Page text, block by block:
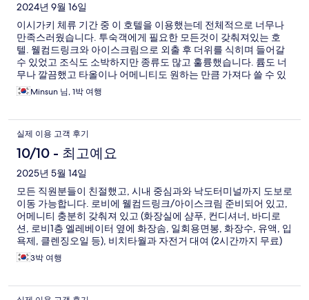
2024년 9월 16일
이시가키 체류 기간 중 이 호텔을 이용했는데 전체적으로 너무나
만족스러웠습니다. 투숙객에게 필요한 모든것이 갖춰져있는 호
텔. 웰컴드링크와 아이스크림으로 외출 후 더위를 식히며 들어갈
수 있었고 조식도 소박하지만 종류도 많고 훌륭했습니다. 륨도 너
무나 깔끔했고 타올이나 어메니티도 원하는 만큼 가져다 쓸 수 있
어 편리했습니다. 다시 이시가키에 가도 베셀호텔을 이용할 예정
입니다.
Minsun 님, 1박 여행
실제 이용 고객 후기
10/10 - 최고예요
2025년 5월 14일
모든 직원분들이 친절했고, 시내 중심과와 낙도터미널까지 도보로
이동 가능합니다. 로비에 웰컴드링크/아이스크림 준비되어 있고,
어메니티 충분히 갖춰져 있고 (화장실에 샴푸, 컨디셔너, 바디로
션, 로비1층 엘레베이터 옆에 화장솜, 일회용면봉, 화장수, 유액, 입
욕제, 클렌징오일 등), 비치타월과 자전거 대여 (2시간까지 무료)
가능합니다. 무엇보다 조식이 맛있어서 만족도 높았습니다.
3박 여행